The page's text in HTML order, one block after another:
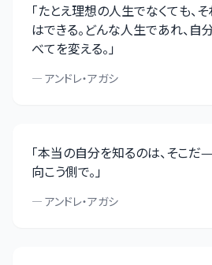
「たとえ理想の人生でなくても、
はできる。どんな人生であれ、自
べてを変える。」
— アンドレ・アガシ
「本当の自分を知るのは、そこだ
向こう側で。」
— アンドレ・アガシ